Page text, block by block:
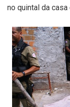
no quintal da casa